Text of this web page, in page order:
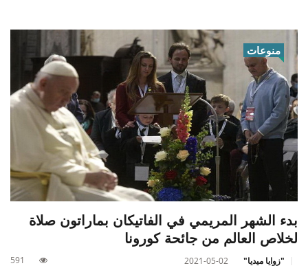
منوعات
بدء الشهر المريمي في الفاتيكان بماراتون صلاة
لخلاص العالم من جائحة كورونا
"زوايا ميديا" 2021-05-02
591